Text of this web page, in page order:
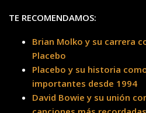
TE RECOMENDAMOS:
Brian Molko y su carrera
Placebo
Placebo y su historia
importantes desde 1994
David Bowie y su unión